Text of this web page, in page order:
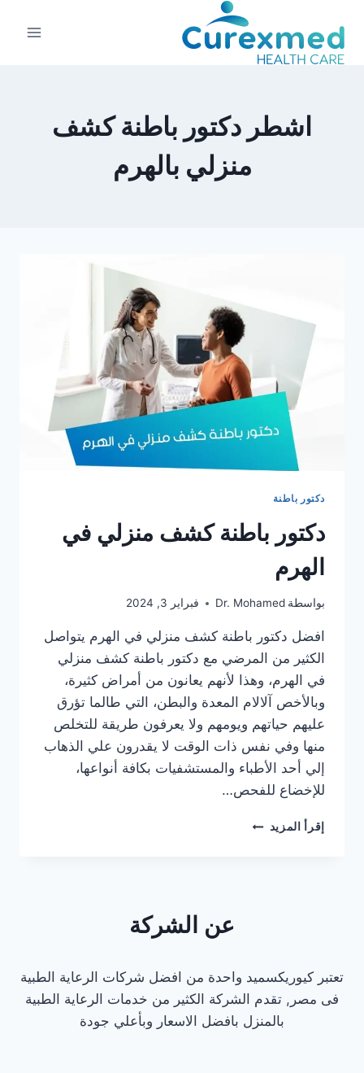
المحتوى
اشطر دكتور باطنة كشف
منزلي بالهرم
دكتور باطنة
دكتور باطنة كشف منزلي في
الهرم
بواسطة Dr. Mohamed فبراير 3, 2024
افضل دكتور باطنة كشف منزلي في الهرم يتواصل
الكثير من المرضي مع دكتور باطنة كشف منزلي
في الهرم، وهذا لأنهم يعانون من أمراض كثيرة،
وبالأخص آلالام المعدة والبطن، التي طالما تؤرق
عليهم حياتهم ويومهم ولا يعرفون طريقة للتخلص
منها وفي نفس ذات الوقت لا يقدرون علي الذهاب
إلي أحد الأطباء والمستشفيات بكافة أنواعها،
للإخضاع للفحص…
إقرأ المزيد دكتور
عن الشركة
تعتبر كيوريكسميد واحدة من افضل شركات الرعاية الطبية
فى مصر, تقدم الشركة الكثير من خدمات الرعاية الطبية
بالمنزل بافضل الاسعار وبأعلي جودة